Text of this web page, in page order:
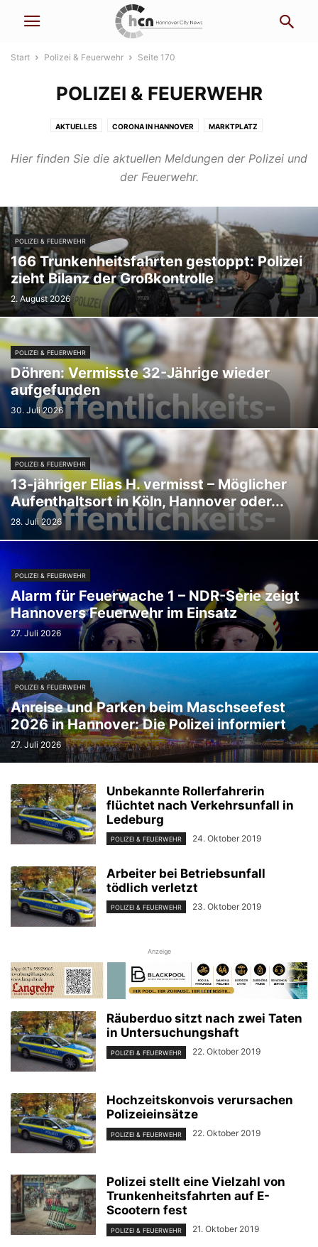
Start Polizei & Feuerwehr Seite 170
POLIZEI & FEUERWEHR
AKTUELLES CORONA IN HANNOVER MARKTPLATZ
Hier finden Sie die aktuellen Meldungen der Polizei und
der Feuerwehr.
POLIZEI & FEUERWEHR
166 Trunkenheitsfahrten gestoppt: Polizei
zieht Bilanz der Großkontrolle
2. August 2026
POLIZEI & FEUERWEHR
Döhren: Vermisste 32-Jährige wieder
aufgefunden
30. Juli 2026
POLIZEI & FEUERWEHR
13-jähriger Elias H. vermisst – Möglicher
Aufenthaltsort in Köln, Hannover oder...
28. Juli 2026
POLIZEI & FEUERWEHR
Alarm für Feuerwache 1 – NDR-Serie zeigt
Hannovers Feuerwehr im Einsatz
27. Juli 2026
POLIZEI & FEUERWEHR
Anreise und Parken beim Maschseefest
2026 in Hannover: Die Polizei informiert
27. Juli 2026
Unbekannte Rollerfahrerin
flüchtet nach Verkehrsunfall in
Ledeburg
POLIZEI & FEUERWEHR 24. Oktober 2019
Arbeiter bei Betriebsunfall
tödlich verletzt
POLIZEI & FEUERWEHR 23. Oktober 2019
Anzeige
Räuberduo sitzt nach zwei Taten
in Untersuchungshaft
POLIZEI & FEUERWEHR 22. Oktober 2019
Hochzeitskonvois verursachen
Polizeieinsätze
POLIZEI & FEUERWEHR 22. Oktober 2019
Polizei stellt eine Vielzahl von
Trunkenheitsfahrten auf E-
Scootern fest
POLIZEI & FEUERWEHR 21. Oktober 2019